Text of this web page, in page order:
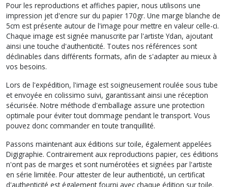
Pour les reproductions et affiches papier, nous utilisons une
impression jet d'encre sur du papier 170gr. Une marge blanche de
5cm est présente autour de l'image pour mettre en valeur celle-ci.
Chaque image est signée manuscrite par l'artiste Ydan, ajoutant
ainsi une touche d'authenticité. Toutes nos références sont
déclinables dans différents formats, afin de s'adapter au mieux à
vos besoins.
Lors de l'expédition, l'image est soigneusement roulée sous tube
et envoyée en colissimo suivi, garantissant ainsi une réception
sécurisée. Notre méthode d'emballage assure une protection
optimale pour éviter tout dommage pendant le transport. Vous
pouvez donc commander en toute tranquillité.
Passons maintenant aux éditions sur toile, également appelées
Digigraphie. Contrairement aux reproductions papier, ces éditions
n'ont pas de marges et sont numérotées et signées par l'artiste
en série limitée. Pour attester de leur authenticité, un certificat
d'authenticité est également fourni avec chaque édition sur toile.